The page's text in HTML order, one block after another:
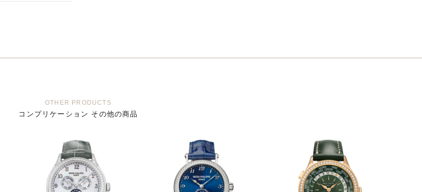
OTHER PRODUCTS
コンプリケーション その他の商品